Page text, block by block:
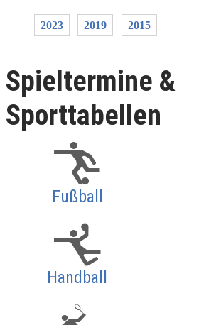
2023 2019 2015
Spieltermine &
Sporttabellen
Fußball
Handball